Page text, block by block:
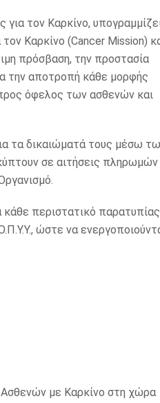
τον Καρκίνο,
Καρκίνο (Cancer Mission)
πρόσβαση, την προστασία
την αποτροπή κάθε μορφής
όφελος των ασθενών και
τα δικαιώματά τους μέσω
σε αιτήσεις πληρωμών
περιστατικό
ώστε να
με Καρκίνο στη χώρα